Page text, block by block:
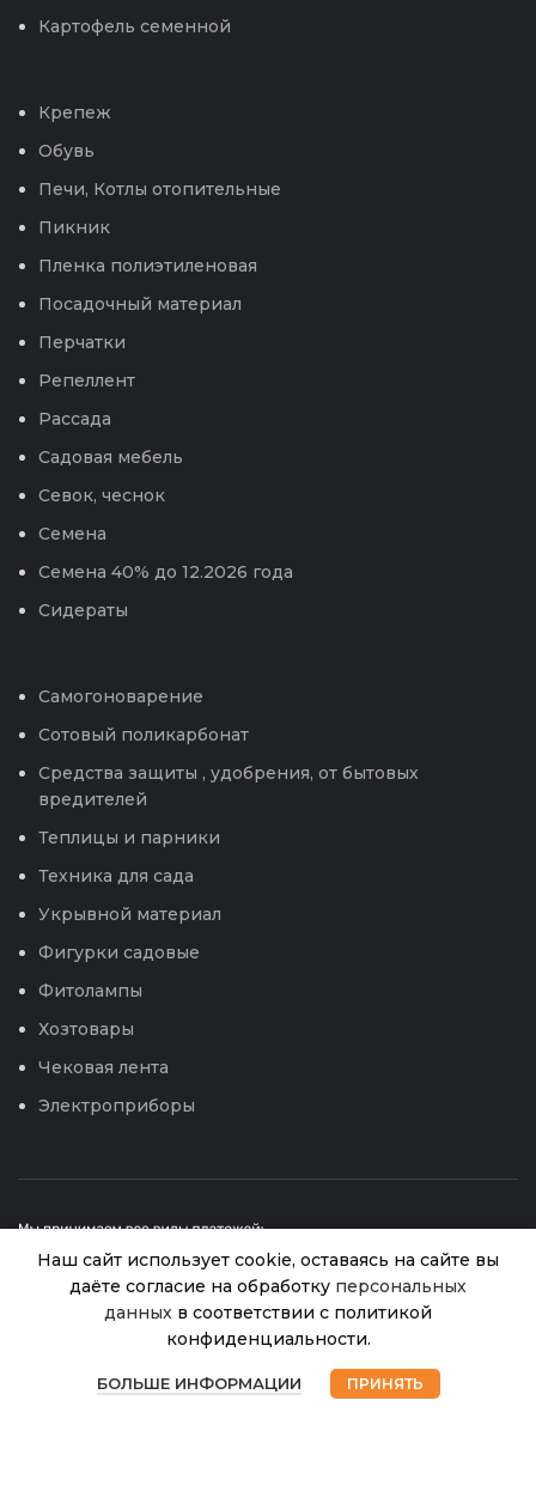
Картофель семенной
Крепеж
Обувь
Печи, Котлы отопительные
Пикник
Пленка полиэтиленовая
Посадочный материал
Перчатки
Репеллент
Рассада
Садовая мебель
Севок, чеснок
Семена
Семена 40% до 12.2026 года
Сидераты
Самогоноварение
Сотовый поликарбонат
Средства защиты , удобрения, от бытовых
вредителей
Теплицы и парники
Техника для сада
Укрывной материал
Фигурки садовые
Фитолампы
Хозтовары
Чековая лента
Электроприборы
Александрович
ИНН 420800180243 / ОГРНИП 304420530300327
Наш сайт использует cookie, оставаясь на сайте вы
даёте согласие на обработку персональных
данных в соответствии с политикой
конфиденциальности.
БОЛЬШЕ ИНФОРМАЦИИ ПРИНЯТЬ
Челябинские
87 (УД)
55.00₽
наличии
Магазин Избранное Корзина Мой аккаунт